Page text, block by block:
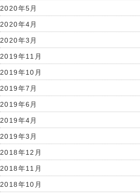
2020年5月
2020年4月
2020年3月
2019年11月
2019年10月
2019年7月
2019年6月
2019年4月
2019年3月
2018年12月
2018年11月
2018年10月